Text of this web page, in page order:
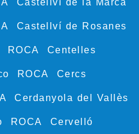
Castellví de la Marca
Castellví de Rosanes
ROCA Centelles
ROCA Cercs
Cerdanyola del Vallès
ROCA Cervelló